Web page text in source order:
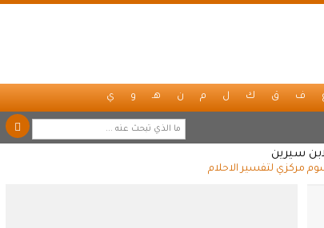
ف ق ك ل م ن هـ و ي
سيرين
مركزي لتفسير الاحلام